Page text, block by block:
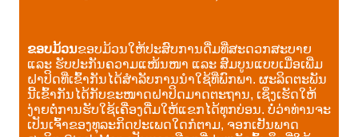
ຂອບມ້ວນຂອບມ້ວນໃຫ້ປະສົບການດື່ມທີ່ສະດວກສະບາຍ
ແລະ ຮັບປະກັນຄວາມແໜ້ນໜາ ແລະ ສົມບູນແບບເມື່ອເພີ່ມ
ຝາປິດທີ່ເຂົ້າກັນໄດ້ສຳລັບການນຳໃຊ້ທີ່ພົກພາ. ຜະລິດຕະພັນ
ນີ້ເຂົ້າກັນໄດ້ກັບຂະໜາດຝາປິດມາດຕະຖານ, ເຊິ່ງເຮັດໃຫ້
ງ່າຍຕໍ່ການຮັບໃຊ້ເຄື່ອງດື່ມໃຫ້ແຂກໄດ້ທຸກບ່ອນ. ບໍ່ວ່າທ່ານຈະ
ເປັນເຈົ້າຂອງທຸລະກິດປະເພດໃດກໍຕາມ, ຈອກເຢັນພາດ